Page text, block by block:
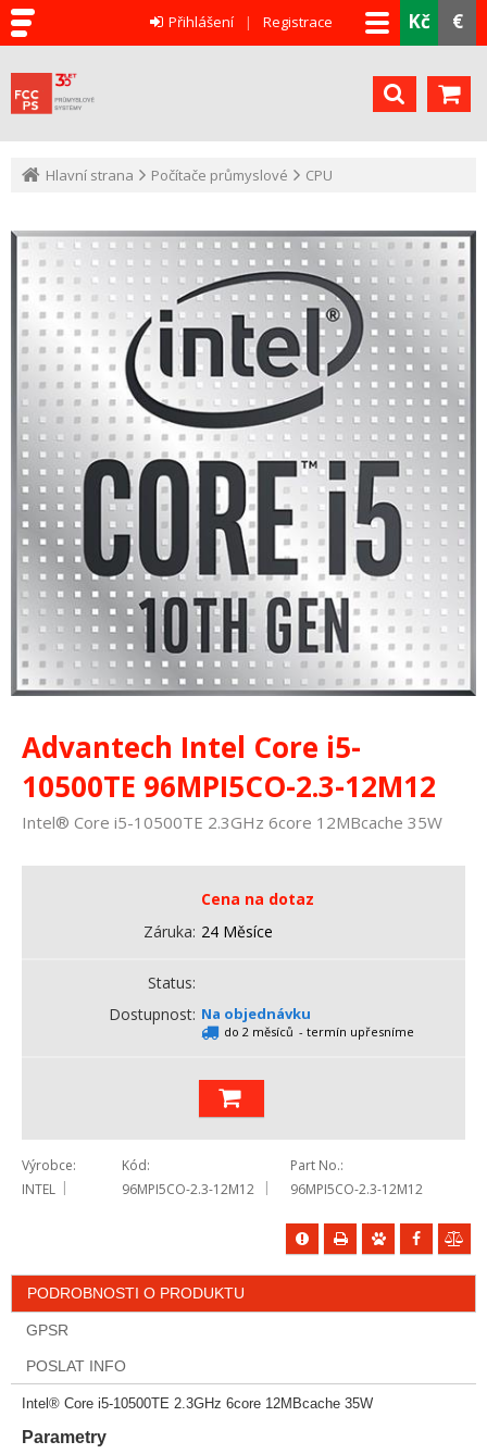
Kč €
Přihlášení Registrace
Hlavní strana Počítače průmyslové CPU
Advantech Intel Core i5-
10500TE 96MPI5CO-2.3-12M12
Intel® Core i5-10500TE 2.3GHz 6core 12MBcache 35W
Cena na dotaz
Záruka 24 Měsíce
Status
Dostupnost Na objednávku
do 2 měsíců - termín upřesníme
Výrobce
INTEL
Kód
96MPI5CO-2.3-12M12
Part No.
96MPI5CO-2.3-12M12
PODROBNOSTI O PRODUKTU
GPSR
POSLAT INFO
Intel® Core i5-10500TE 2.3GHz 6core 12MBcache 35W
Parametry